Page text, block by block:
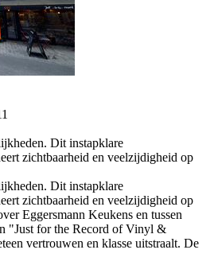
Dit instapklare
zichtbaarheid en veelzijdigheid op
Dit instapklare
zichtbaarheid en veelzijdigheid op
Eggersmann Keukens en tussen
"Just for the Record of Vinyl &
vertrouwen en klasse uitstraalt. De